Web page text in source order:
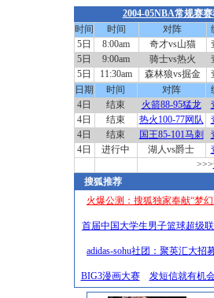
2004-05NBA常规赛赛
时间
时间 对阵
5日
8:00am 奇才vs山猫
5日
9:00am 骑士vs热火
5日
11:30am 森林狼vs掘金
日期
时间 对阵
4日
结束 火箭88-95猛龙
4日
结束 热火100-77网队
4日
结束 国王85-101马刺
4日
进行中 湖人vs爵士
>>>
搜狐推荐
火爆公测：搜狐独家奉献“梦
首届中国大学生男子篮球超级
adidas-sohu社团：聚英汇大招
BIG3漫画大赛 发短信就有机